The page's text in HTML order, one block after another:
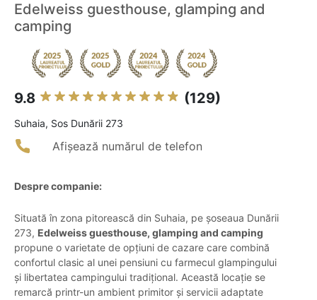
Edelweiss guesthouse, glamping and
camping
9.8 (129)
Suhaia, Sos Dunării 273
Afișează numărul de telefon
Despre companie:
Situată în zona pitorească din Suhaia, pe șoseaua Dunării
273, Edelweiss guesthouse, glamping and camping
propune o varietate de opțiuni de cazare care combină
confortul clasic al unei pensiuni cu farmecul glampingului
și libertatea campingului tradițional. Această locație se
remarcă printr-un ambient primitor și servicii adaptate